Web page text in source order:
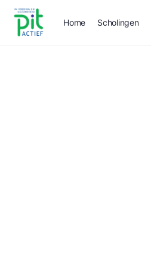
Home Scholingen